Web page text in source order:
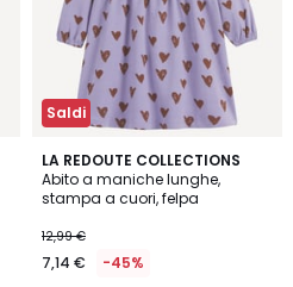
Saldi
LA REDOUTE COLLECTIONS
Abito a maniche lunghe,
stampa a cuori, felpa
12,99 €
7,14 € -45%
4,8
/ 5